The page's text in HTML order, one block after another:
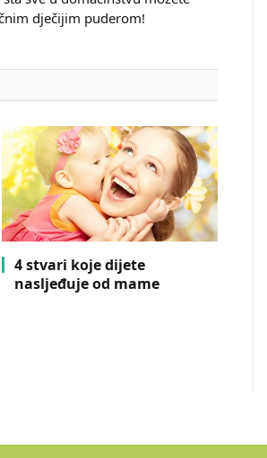
dječijim puderom!
4 stvari koje dijete
nasljeđuje od mame